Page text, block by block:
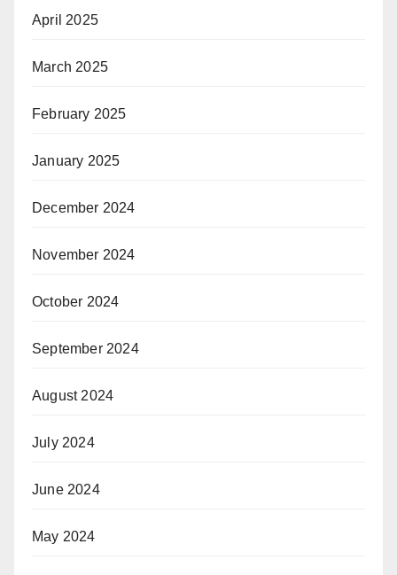
April 2025
March 2025
February 2025
January 2025
December 2024
November 2024
October 2024
September 2024
August 2024
July 2024
June 2024
May 2024